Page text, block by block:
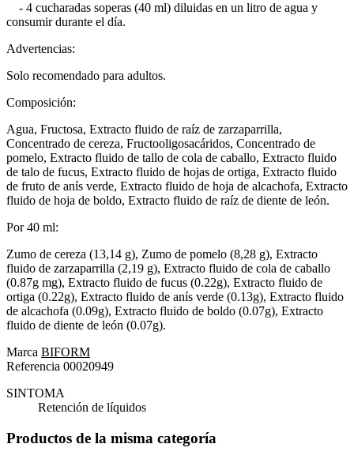
- 4 cucharadas soperas (40 ml) diluidas en un litro de agua y
consumir durante el día.
Advertencias:
Solo recomendado para adultos.
Composición:
Agua, Fructosa, Extracto fluido de raíz de zarzaparrilla,
Concentrado de cereza, Fructooligosacáridos, Concentrado de
pomelo, Extracto fluido de tallo de cola de caballo, Extracto fluido
de talo de fucus, Extracto fluido de hojas de ortiga, Extracto fluido
de fruto de anís verde, Extracto fluido de hoja de alcachofa, Extracto
fluido de hoja de boldo, Extracto fluido de raíz de diente de león.
Por 40 ml:
Zumo de cereza (13,14 g), Zumo de pomelo (8,28 g), Extracto
fluido de zarzaparrilla (2,19 g), Extracto fluido de cola de caballo
(0.87g mg), Extracto fluido de fucus (0.22g), Extracto fluido de
ortiga (0.22g), Extracto fluido de anís verde (0.13g), Extracto fluido
de alcachofa (0.09g), Extracto fluido de boldo (0.07g), Extracto
fluido de diente de león (0.07g).
Marca BIFORM
Referencia 00020949
SINTOMA
Retención de líquidos
Productos de la misma categoría